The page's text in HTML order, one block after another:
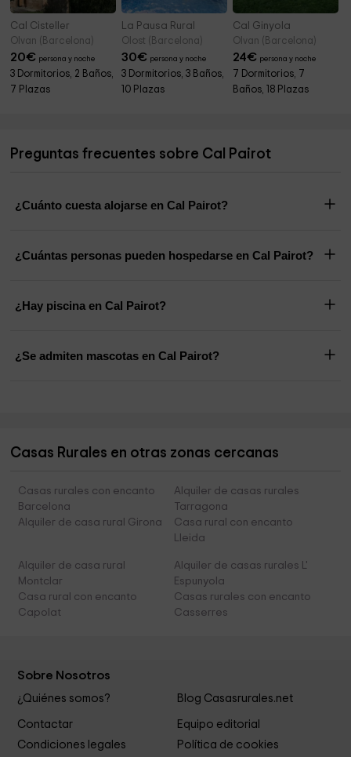
Cal Cisteller
Olvan (Barcelona)
20€ persona y noche
3 Dormitorios, 2 Baños,
7 Plazas
La Pausa Rural
Olost (Barcelona)
30€ persona y noche
3 Dormitorios, 3 Baños,
10 Plazas
Cal Ginyola
Olvan (Barcelona)
24€ persona y noche
7 Dormitorios, 7
Baños, 18 Plazas
Preguntas frecuentes sobre Cal Pairot
¿Cuánto cuesta alojarse en Cal Pairot?
¿Cuántas personas pueden hospedarse en Cal Pairot?
¿Hay piscina en Cal Pairot?
¿Se admiten mascotas en Cal Pairot?
Casas Rurales en otras zonas cercanas
Casas rurales con encanto
Barcelona
Alquiler de casas rurales
Tarragona
Alquiler de casa rural Girona
Casa rural con encanto
Lleida
Alquiler de casa rural
Montclar
Alquiler de casas rurales L'
Espunyola
Casa rural con encanto
Capolat
Casas rurales con encanto
Casserres
Sobre Nosotros
¿Quiénes somos? Blog Casasrurales.net
Contactar
Equipo editorial
Condiciones legales
Política de cookies